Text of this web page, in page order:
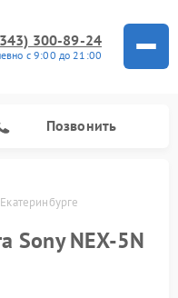
300-89-24
с 9:00 до 21:00
Позвонить
Sony NEX-5N